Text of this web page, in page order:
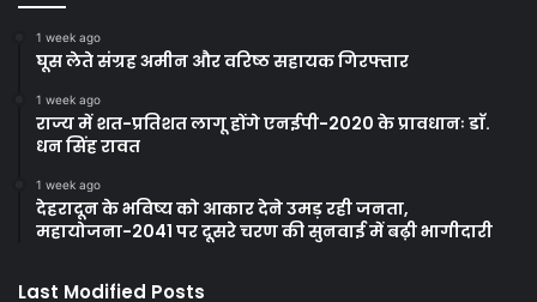
1 week ago
घूस लेते संग्रह अमीन और वरिष्ठ सहायक गिरफ्तार
1 week ago
राज्य में शत-प्रतिशत लागू होंगे एनईपी-2020 के प्रावधानः डाॅ.
धन सिंह रावत
1 week ago
देहरादून के भविष्य को आकार देने उमड़ रही जनता,
महायोजना-2041 पर दूसरे चरण की सुनवाई में बढ़ी भागीदारी
Last Modified Posts